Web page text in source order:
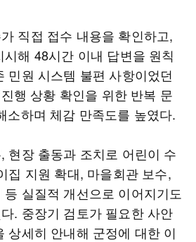
직접 접수 내용을 확인하고,
시해 48시간 이내 답변을 원칙
민원 시스템 불편 사항이었던
진행 상황 확인을 위한 반복 문
소하며 체감 만족도를 높였다.
현장 출동과 조치로 어린이 수
집 지원 확대, 마을회관 보수,
실질적 개선으로 이어지기도
. 중장기 검토가 필요한 사안
상세히 안내해 군정에 대한 이